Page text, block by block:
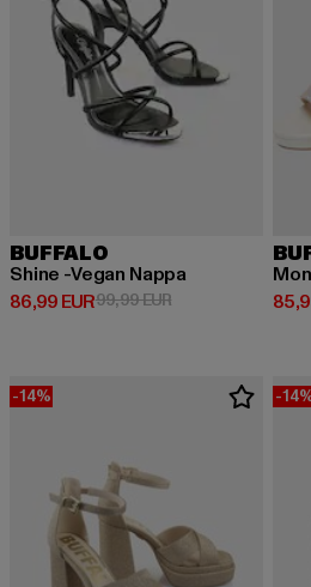
BUFFALO
Shine -Vegan Nappa
86,99 EUR
Derzeitiger Preis: 86,99 EUR
99,99 EURAktionspreis:
-14% -